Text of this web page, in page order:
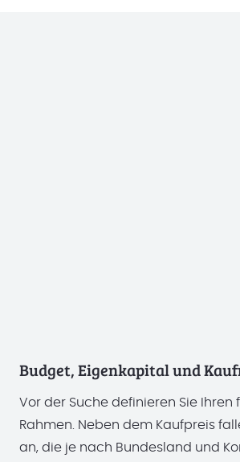
Budget, Eigenkapital und
Vor der Suche definieren Sie Ihren
Rahmen. Neben dem Kaufpreis
an, die je nach Bundesland und